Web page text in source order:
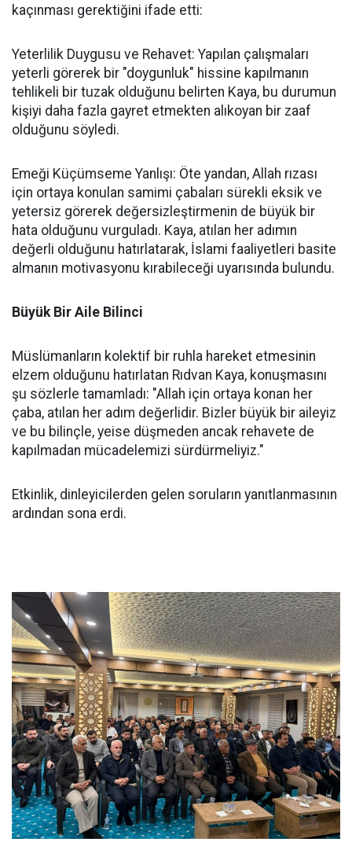
kaçınması gerektiğini ifade etti:
Yeterlilik Duygusu ve Rehavet: Yapılan çalışmaları
yeterli görerek bir "doygunluk" hissine kapılmanın
tehlikeli bir tuzak olduğunu belirten Kaya, bu durumun
kişiyi daha fazla gayret etmekten alıkoyan bir zaaf
olduğunu söyledi.
Emeği Küçümseme Yanlışı: Öte yandan, Allah rızası
için ortaya konulan samimi çabaları sürekli eksik ve
yetersiz görerek değersizleştirmenin de büyük bir
hata olduğunu vurguladı. Kaya, atılan her adımın
değerli olduğunu hatırlatarak, İslami faaliyetleri basite
almanın motivasyonu kırabileceği uyarısında bulundu.
Büyük Bir Aile Bilinci
Müslümanların kolektif bir ruhla hareket etmesinin
elzem olduğunu hatırlatan Rıdvan Kaya, konuşmasını
şu sözlerle tamamladı: "Allah için ortaya konan her
çaba, atılan her adım değerlidir. Bizler büyük bir aileyiz
ve bu bilinçle, yeise düşmeden ancak rehavete de
kapılmadan mücadelemizi sürdürmeliyiz."
Etkinlik, dinleyicilerden gelen soruların yanıtlanmasının
ardından sona erdi.